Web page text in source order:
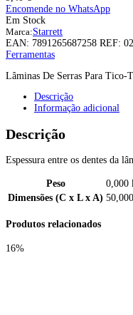
Encomende no WhatsApp
Em Stock
Marca:Starrett
EAN: 7891265687258 REF:
Ferramentas
Lâminas De Serras Para Tico-
Descrição
Informação adicional
Descrição
Espessura entre os dentes da
Peso
0,000
Dimensões (C x L x A)
Produtos relacionados
16%